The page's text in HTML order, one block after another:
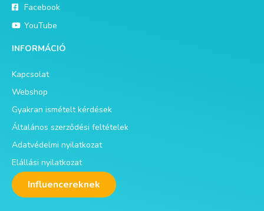
Facebook
YouTube
INFORMÁCIÓ
Kapcsolat
Webshop
Gyakran ismételt kérdések
Általános szerződési feltételek
Adatvédelmi nyilatkozat
Elállási nyilatkozat
Influencereknek